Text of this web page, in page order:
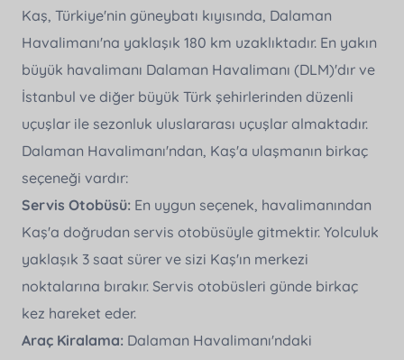
Kaş, Türkiye'nin güneybatı kıyısında, Dalaman
Havalimanı'na yaklaşık 180 km uzaklıktadır. En yakın
büyük havalimanı Dalaman Havalimanı (DLM)'dır ve
İstanbul ve diğer büyük Türk şehirlerinden düzenli
uçuşlar ile sezonluk uluslararası uçuşlar almaktadır.
Dalaman Havalimanı'ndan, Kaş'a ulaşmanın birkaç
seçeneği vardır:
Servis Otobüsü: En uygun seçenek, havalimanından
Kaş'a doğrudan servis otobüsüyle gitmektir. Yolculuk
yaklaşık 3 saat sürer ve sizi Kaş'ın merkezi
noktalarına bırakır. Servis otobüsleri günde birkaç
kez hareket eder.
Araç Kiralama: Dalaman Havalimanı'ndaki